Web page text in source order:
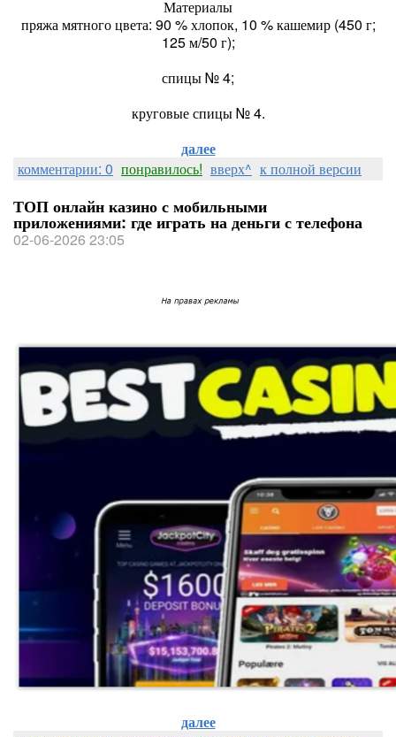
Материалы
пряжа мятного цвета: 90 % хлопок, 10 % кашемир (450 г;
125 м/50 г);
спицы № 4;
круговые спицы № 4.
далее
комментарии: 0 понравилось! вверх^ к полной версии
ТОП онлайн казино с мобильными
приложениями: где играть на деньги с телефона
02-06-2026 23:05
далее